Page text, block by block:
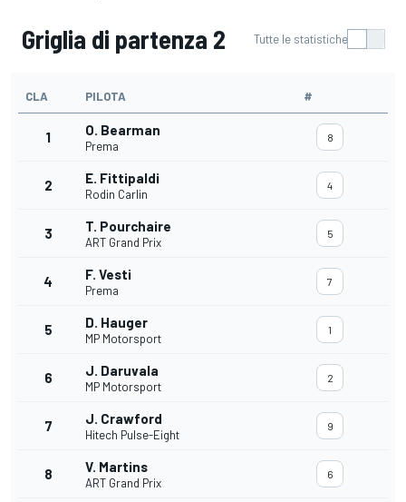
Griglia di partenza 2 Tutte le statistiche
CLA PILOTA #
1 O. Bearman
Prema
8
2 E. Fittipaldi
Rodin Carlin
4
3 T. Pourchaire
ART Grand Prix
5
4 F. Vesti
Prema
7
5 D. Hauger
MP Motorsport
1
6 J. Daruvala
MP Motorsport
2
7 J. Crawford
Hitech Pulse-Eight
9
8 V. Martins
ART Grand Prix
6